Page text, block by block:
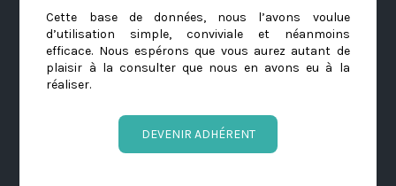
Cette base de données, nous l’avons voulue
d’utilisation simple, conviviale et néanmoins
efficace. Nous espérons que vous aurez autant de
plaisir à la consulter que nous en avons eu à la
réaliser.
DEVENIR ADHÉRENT